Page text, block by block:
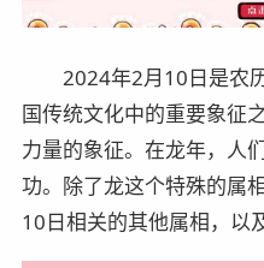
2024年2月10日是农
国传统文化中的重要象征
力量的象征。在龙年，人
功。除了龙这个特殊的属
10日相关的其他属相，以